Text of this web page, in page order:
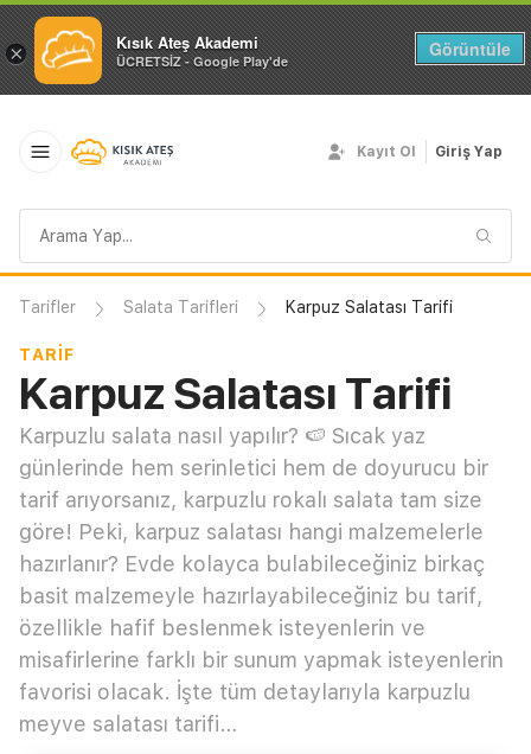
× Kısık Ateş Akademi
ÜCRETSİZ - Google Play'de
Görüntüle
sorgusu
Kayıt Ol Giriş Yap
Tarifler Salata Tarifleri Karpuz Salatası Tarifi
TARIF
Karpuz Salatası Tarifi
Karpuzlu salata nasıl yapılır? 🍉 Sıcak yaz
günlerinde hem serinletici hem de doyurucu bir
tarif arıyorsanız, karpuzlu rokalı salata tam size
göre! Peki, karpuz salatası hangi malzemelerle
hazırlanır? Evde kolayca bulabileceğiniz birkaç
basit malzemeyle hazırlayabileceğiniz bu tarif,
özellikle hafif beslenmek isteyenlerin ve
misafirlerine farklı bir sunum yapmak isteyenlerin
favorisi olacak. İşte tüm detaylarıyla karpuzlu
meyve salatası tarifi…